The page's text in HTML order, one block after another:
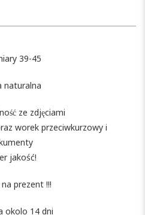
39-45
naturalna
ze zdjęciami
worek przeciwkurzowy i
jakość!
prezent !!!
okolo 14 dni